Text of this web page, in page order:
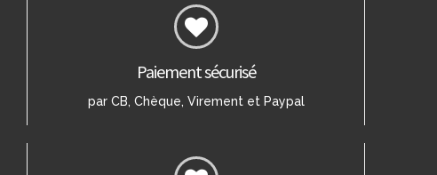
Paiement sécurisé
par CB, Chèque, Virement et Paypal